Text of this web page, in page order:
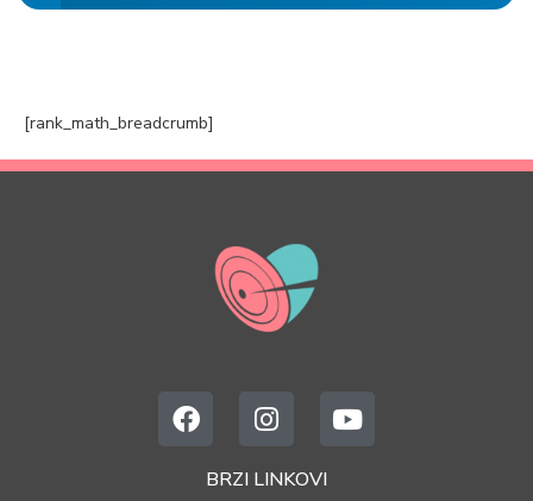
[rank_math_breadcrumb]
BRZI LINKOVI